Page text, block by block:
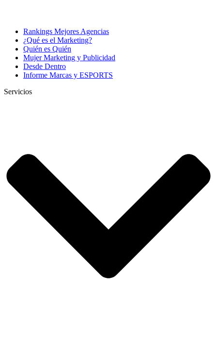
Rankings Mejores Agencias
¿Qué es el Marketing?
Quién es Quién
Mujer Marketing y Publicidad
Desde Dentro
Informe Marcas y ESPORTS
Servicios